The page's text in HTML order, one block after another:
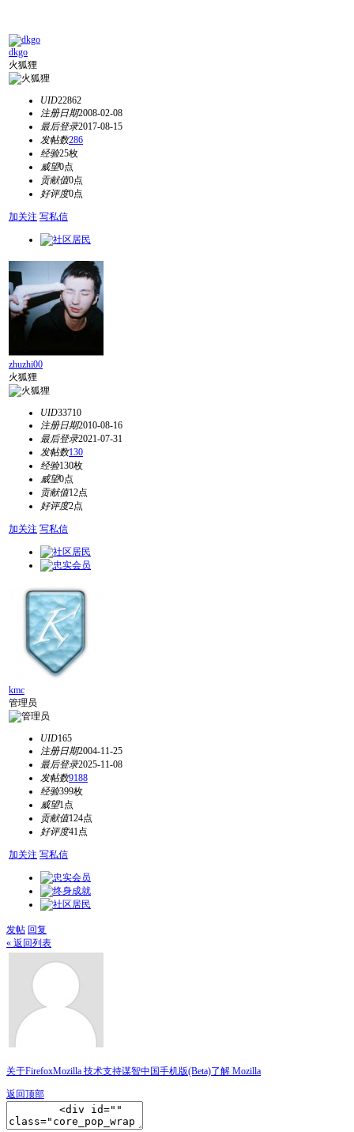
dkgo
火狐狸
UID22862
注册日期2008-02-08
最后登录2017-08-15
发帖数286
经验25枚
威望0点
贡献值0点
好评度0点
加关注 写私信
zhuzhi00
火狐狸
UID33710
注册日期2010-08-16
最后登录2021-07-31
发帖数130
经验130枚
威望0点
贡献值12点
好评度2点
加关注 写私信
kmc
管理员
UID165
注册日期2004-11-25
最后登录2025-11-08
发帖数9188
经验399枚
威望1点
贡献值124点
好评度41点
加关注 写私信
发帖 回复
« 返回列表
关于FirefoxMozilla 技术支持谋智中国手机版(Beta)了解 Mozilla
返回顶部